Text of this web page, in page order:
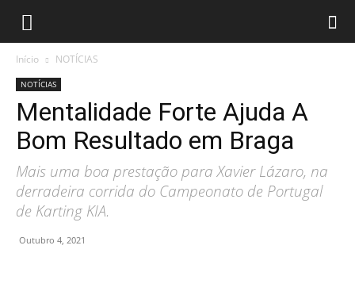
Início NOTÍCIAS
NOTÍCIAS
Mentalidade Forte Ajuda A
Bom Resultado em Braga
Mais uma boa prestação para Xavier Lázaro, na
derradeira corrida do Campeonato de Portugal
de Karting KIA.
Outubro 4, 2021